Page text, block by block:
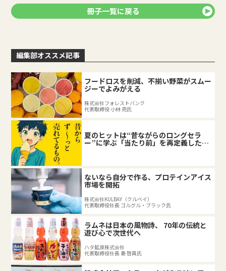
冊子一覧に戻る
編集部オススメ記事
フードロスを削減、不揃い野菜がスムー
ジーでよみがえる
株式会社フォレストバンク
代表取締役 小林 亮氏
夏のヒットは“昔ながらのロングセラ
ー”に学ぶ「当たり前」を再定義した企
業の底力
ないなら自分で作る、プロテインアイス
市場を開拓
株式会社KULBAY（クルベイ）
代表取締役社長 ゴルグル・ブラック氏
ラムネは日本の風物詩、 70年の伝統と
遊び心で次世代へ
ハタ鉱泉株式会社
代表取締役社長 秦 啓員氏